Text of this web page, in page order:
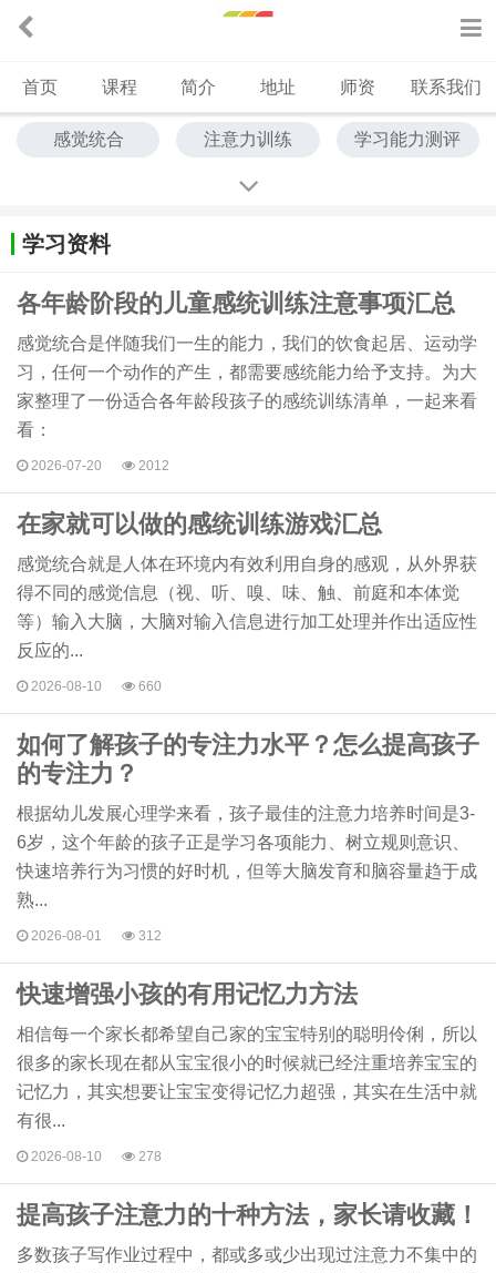
首页 课程 简介 地址 师资 联系我们
感觉统合 注意力训练 学习能力测评
逻辑课
学习资料
各年龄阶段的儿童感统训练注意事项汇总
感觉统合是伴随我们一生的能力，我们的饮食起居、运动学
习，任何一个动作的产生，都需要感统能力给予支持。为大
家整理了一份适合各年龄段孩子的感统训练清单，一起来看
看：
2026-07-20 2012
在家就可以做的感统训练游戏汇总
感觉统合就是人体在环境内有效利用自身的感观，从外界获
得不同的感觉信息（视、听、嗅、味、触、前庭和本体觉
等）输入大脑，大脑对输入信息进行加工处理并作出适应性
反应的...
2026-08-10 660
如何了解孩子的专注力水平？怎么提高孩子
的专注力？
根据幼儿发展心理学来看，孩子最佳的注意力培养时间是3-
6岁，这个年龄的孩子正是学习各项能力、树立规则意识、
快速培养行为习惯的好时机，但等大脑发育和脑容量趋于成
熟...
2026-08-01 312
快速增强小孩的有用记忆力方法
相信每一个家长都希望自己家的宝宝特别的聪明伶俐，所以
很多的家长现在都从宝宝很小的时候就已经注重培养宝宝的
记忆力，其实想要让宝宝变得记忆力超强，其实在生活中就
有很...
2026-08-10 278
提高孩子注意力的十种方法，家长请收藏！
多数孩子写作业过程中，都或多或少出现过注意力不集中的